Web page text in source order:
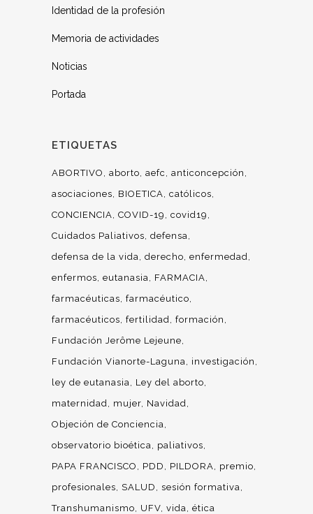
Identidad de la profesión
Memoria de actividades
Noticias
Portada
ETIQUETAS
ABORTIVO aborto aefc
anticoncepción
asociaciones
BIOETICA católicos
CONCIENCIA COVID-19
covid19
Cuidados Paliativos defensa
defensa de la vida derecho enfermedad
enfermos eutanasia
FARMACIA
farmacéuticas farmacéutico
farmacéuticos fertilidad formación
Fundación Jerôme Lejeune
Fundación Vianorte-Laguna
investigación
ley de eutanasia
Ley del aborto
maternidad
mujer Navidad
Objeción de Conciencia
observatorio bioética
paliativos
PAPA FRANCISCO
PDD PILDORA
premio
profesionales
SALUD
sesión formativa
Transhumanismo
UFV vida ética